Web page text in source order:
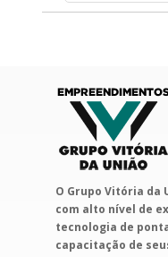
O Grupo Vitória
com alto nível de
tecnologia de
capacitação de